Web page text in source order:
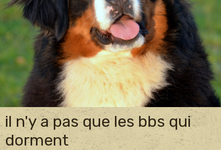
il n'y a pas que les bbs qui
dorment